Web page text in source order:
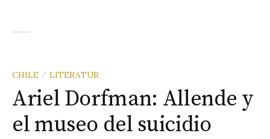
CHILE / LITERATUR
Ariel Dorfman: Allende y
el museo del suicidio